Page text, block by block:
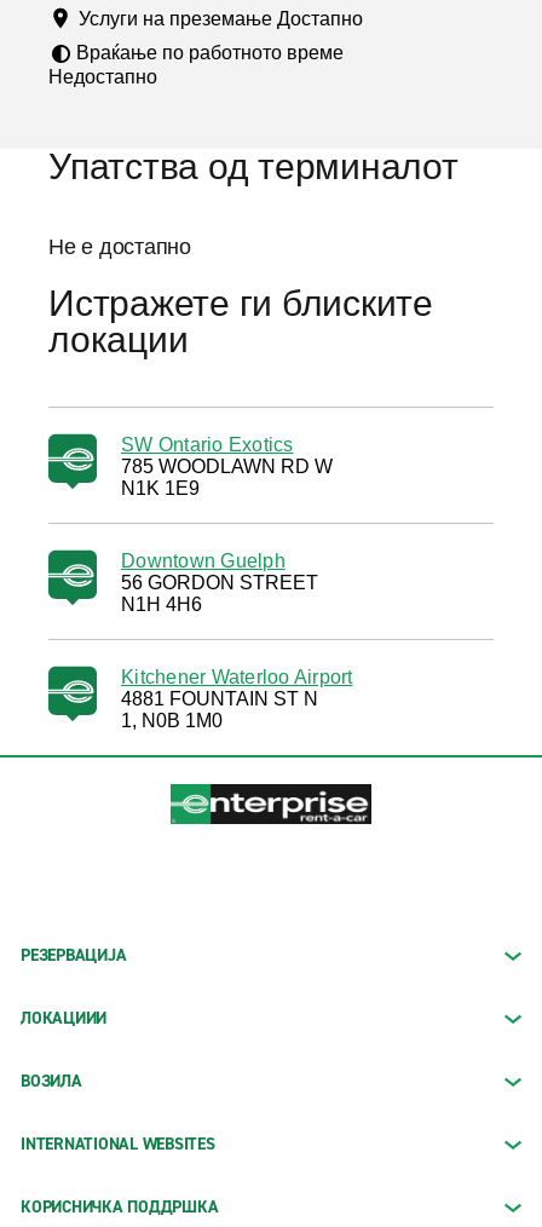
о
р
Услуги на преземање Достапно
Враќање по работното време
Недостапно
Упатства од терминалот
Не е достапно
Истражете ги блиските
локации
SW Ontario Exotics
785 WOODLAWN RD W
N1K 1E9
Downtown Guelph
56 GORDON STREET
N1H 4H6
Kitchener Waterloo Airport
4881 FOUNTAIN ST N
1, N0B 1M0
РЕЗЕРВАЦИЈА
ЛОКАЦИИИ
ВОЗИЛА
INTERNATIONAL WEBSITES
КОРИСНИЧКА ПОДДРШКА